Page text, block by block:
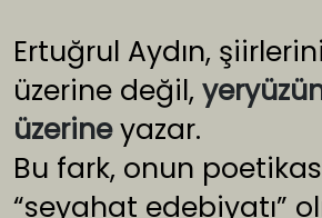
Ertuğrul Aydın,
üzerine değil,
üzerineyazar.
Bu fark, onun
“seyahat edebiyatı”